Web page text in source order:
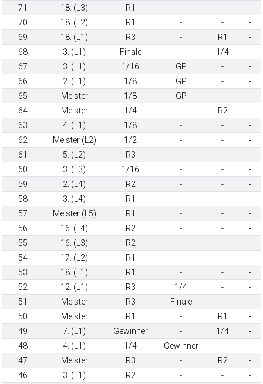
71
18. (L3) R1 - -
-
70
18. (L2) R1 - -
-
69
18. (L1) R3 - R1
-
68
3. (L1) Finale - 1/4
-
67
3. (L1) 1/16 GP -
-
66
2. (L1) 1/8 GP -
-
65
Meister 1/8 GP -
-
64
Meister 1/4 - R2
-
63
4. (L1) 1/8 - -
-
62
Meister (L2) 1/2 - -
-
61
5. (L2) R3 - -
-
60
3. (L3) 1/16 - -
-
59
2. (L4) R2 - -
-
58
3. (L4) R1 - -
-
57
Meister (L5) R1 - -
-
56
16. (L4) R2 - -
-
55
16. (L3) R2 - -
-
54
17. (L2) R1 - -
-
53
18. (L1) R1 - -
-
52
12. (L1) R3 1/4 -
-
51
Meister R3 Finale -
-
50
Meister R1 - R1
-
49
7. (L1) Gewinner - 1/4
-
48
4. (L1) 1/4 Gewinner -
-
47
Meister R3 - R2
-
46
3. (L1) R2 - -
-